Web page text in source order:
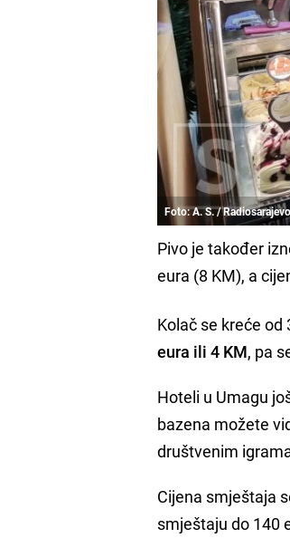
Foto: A. S. /
Pivo je također
eura (8 KM), a
Kolač se kreće od
eura ili 4 KM, pa
Hoteli u Umagu
bazena možete
društvenim
Cijena smještaja
smještaju do 140